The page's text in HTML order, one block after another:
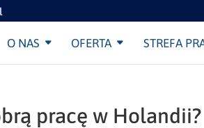
O NAS OFERTA STREFA
pracę w Holandii?